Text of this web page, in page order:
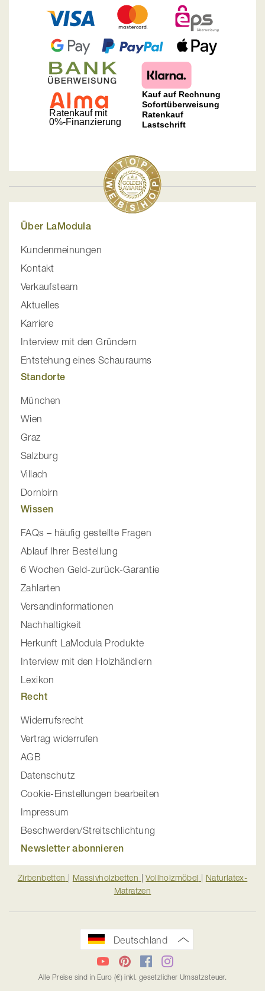
Über LaModula
Kundenmeinungen
Kontakt
Verkaufsteam
Aktuelles
Karriere
Interview mit den Gründern
Entstehung eines Schauraums
Standorte
München
Wien
Graz
Salzburg
Villach
Dornbirn
Wissen
FAQs – häufig gestellte Fragen
Ablauf Ihrer Bestellung
6 Wochen Geld-zurück-Garantie
Zahlarten
Versandinformationen
Nachhaltigkeit
Herkunft LaModula Produkte
Interview mit den Holzhändlern
Lexikon
Recht
Widerrufsrecht
Vertrag widerrufen
AGB
Datenschutz
Cookie-Einstellungen bearbeiten
Impressum
Beschwerden/Streitschlichtung
Newsletter abonnieren
Zirbenbetten | Massivholzbetten |Vollholzmöbel | Naturlatex-
Matratzen
Deutschland
Alle Preise sind in Euro (€) inkl. gesetzlicher Umsatzsteuer.